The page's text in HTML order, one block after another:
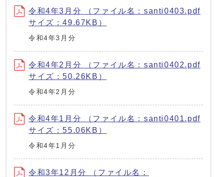
令和4年3月分 （ファイル名：santi0403.pdf
サイズ：49.67KB）
令和4年3月分
令和4年2月分 （ファイル名：santi0402.pdf
サイズ：50.26KB）
令和4年2月分
令和4年1月分 （ファイル名：santi0401.pdf
サイズ：55.06KB）
令和4年1月分
令和3年12月分 （ファイル名：